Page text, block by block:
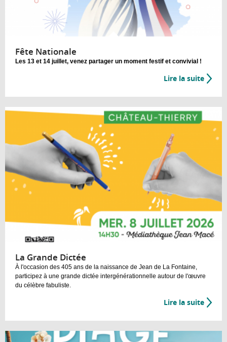
Fête Nationale
Les 13 et 14 juillet, venez partager un moment festif et convivial !
Lire la suite
La Grande Dictée
À l'occasion des 405 ans de la naissance de Jean de La Fontaine,
participez à une grande dictée intergénérationnelle autour de l'œuvre
du célèbre fabuliste.
Lire la suite